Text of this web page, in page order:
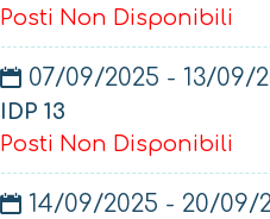
Posti Non Disponibili
07/09/2025 - 13/09/
IDP 13
Posti Non Disponibili
14/09/2025 - 20/09/